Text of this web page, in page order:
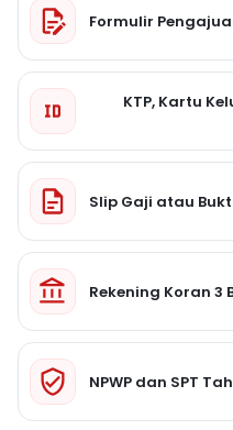
Formulir
KTP, Kartu
Slip Gaji atau
Rekening Koran 3
NPWP dan SPT